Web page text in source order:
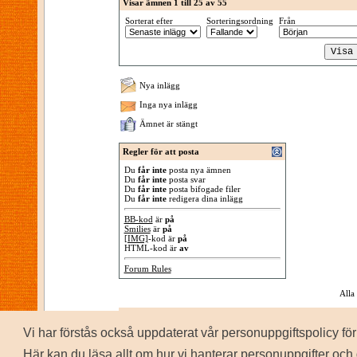
Vi har förstås också uppdaterat vår personuppgiftspolicy
Här kan du läsa allt om hur vi hanterar personuppgifter och
Visar ämnen 1 till 25 av 55
Sorterat efter
Sorteringsordning Från
Nya inlägg
Inga nya inlägg
Ämnet är stängt
Regler för att posta
Du får inteposta nya ämnen
Du får inteposta svar
Du får inteposta bifogade filer
Du får interedigera dina inlägg
BB-kod är på
Smiliesär på
[IMG]-kod är på
HTML-kod är av
Forum Rules
Alla